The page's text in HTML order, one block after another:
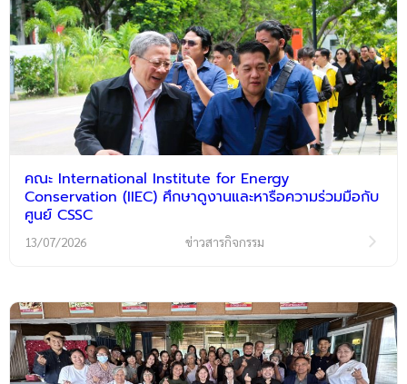
คณะ International Institute for Energy
Conservation (IIEC) ศึกษาดูงานและหารือความร่วมมือกับ
ศูนย์ CSSC
13/07/2026 ข่าวสารกิจกรรม